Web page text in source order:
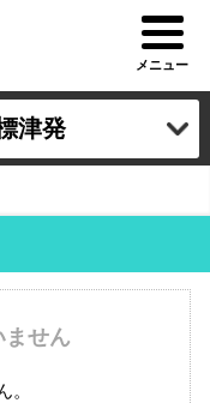
メニュー
津発
ません
。